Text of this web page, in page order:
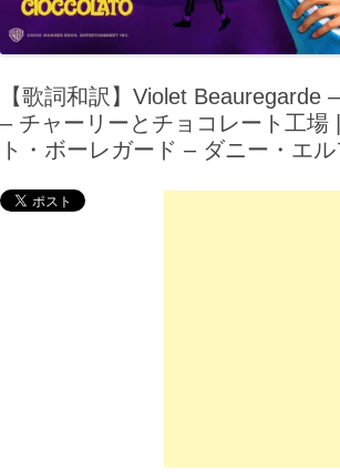
【歌詞和訳】Violet Beauregarde
– チャーリーとチョコレート工場
ト・ボーレガード – ダニー・エ